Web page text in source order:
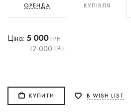
ОРЕНДА КУПІВЛЯ
Ціна: 5 000ГРН.
12 000 ГРН.
КУПИТИ В WISH LIST